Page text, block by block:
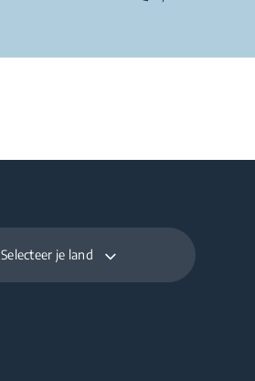
Selecteer je land